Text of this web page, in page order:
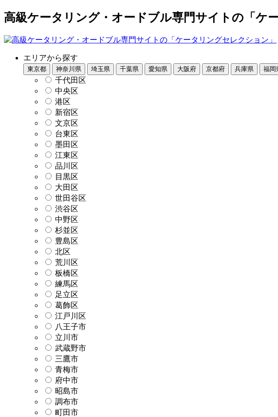
高級ケータリング・オードブル専門サイトの「ケ
エリアから探す
東京都 神奈川県 埼玉県 千葉県 愛知県 大阪府 京都府 兵庫県 福岡
千代田区
中央区
港区
新宿区
文京区
台東区
墨田区
江東区
品川区
目黒区
大田区
世田谷区
渋谷区
中野区
杉並区
豊島区
北区
荒川区
板橋区
練馬区
足立区
葛飾区
江戸川区
八王子市
立川市
武蔵野市
三鷹市
青梅市
府中市
昭島市
調布市
町田市